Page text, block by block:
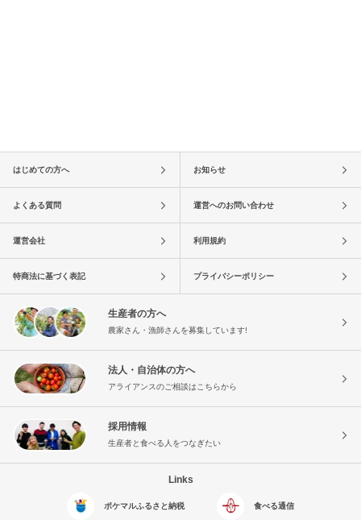
はじめての方へ お知らせ
よくある質問 運営へのお問い合わせ
運営会社 利用規約
特商法に基づく表記 プライバシーポリシー
生産者の方へ
農家さん・漁師さんを募集しています!
法人・自治体の方へ
アライアンスのご相談はこちらから
採用情報
生産者と食べる人をつなぎたい
Links
ポケマルふるさと納税 食べる通信